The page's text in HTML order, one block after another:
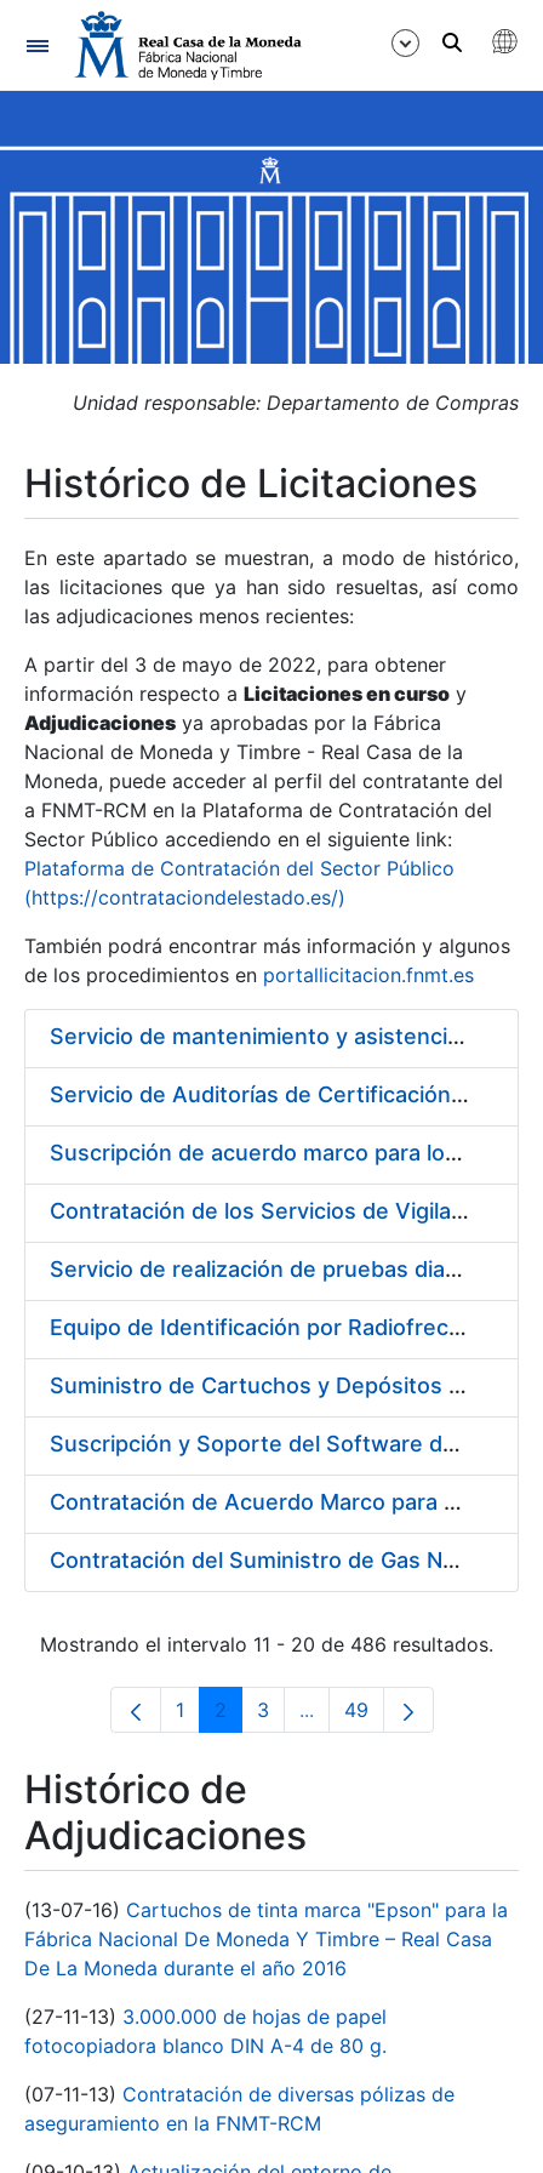
Navegación
Mostrar/Ocultar
Mostrar/Ocultar
Mostrar/Ocultar
Mostrar/Ocultar
Mostrar/Ocultar
Mostrar/Ocultar
Unidad responsable: Departamento de Compras
Histórico de Licitaciones
En este apartado se muestran, a modo de histórico,
las licitaciones que ya han sido resueltas, así como
las adjudicaciones menos recientes:
A partir del 3 de mayo de 2022, para obtener
información respecto a Licitaciones en curso y
Adjudicaciones ya aprobadas por la Fábrica
Nacional de Moneda y Timbre - Real Casa de la
Moneda, puede acceder al perfil del contratante del
a FNMT-RCM en la Plataforma de Contratación del
Sector Público accediendo en el siguiente link:
Plataforma de Contratación del Sector Público
(https://contrataciondelestado.es/)
También podrá encontrar más información y algunos
de los procedimientos en portallicitacion.fnmt.es
Servicio de mantenimiento y asistencia técnica de equipos audiovisuales y alquiler de equipos de sonido y video y de interpretación simultánea en las instalaciones de la FNMT-RCM en Madrid
Servicio de Auditorías de Certificación de los sistemas de gestión de la FNMT-RCM
Suscripción de acuerdo marco para los Servicios de Catering y Almuerzos Protocolarios para eventos celebrados en la Real Casa de la Moneda – Fábrica Nacional de Moneda y Timbre
Contratación de los Servicios de Vigilancia de la Salud Individual y Colectiva y diversas actividades preventivas y sanitarias
Servicio de realización de pruebas diagnósticas de COVID-19
Equipo de Identificación por Radiofrecuencia (RFID)
Suministro de Cartuchos y Depósitos de Tinta Originales para Impresoras
Suscripción y Soporte del Software de Diseño Carveco
Contratación de Acuerdo Marco para el Suministro de Rodamientos y Material de Transmisiones para la Fábrica Nacional de Moneda y Timbre – Real Casa de la Moneda
Contratación del Suministro de Gas Natural para la Fábrica Nacional de Moneda y Timbre – Real Casa de Moneda, en sus centros de trabajo de Madrid y Burgos
Mostrando el intervalo 11 - 20 de 486 resultados.
Página
1 Página
2 Página
3 ...Páginas intermedias Use
Página
49
Histórico de
Adjudicaciones
(13-07-16) Cartuchos de tinta marca "Epson" para la
Fábrica Nacional De Moneda Y Timbre – Real Casa
De La Moneda durante el año 2016
(27-11-13) 3.000.000 de hojas de papel
fotocopiadora blanco DIN A-4 de 80 g.
(07-11-13) Contratación de diversas pólizas de
aseguramiento en la FNMT-RCM